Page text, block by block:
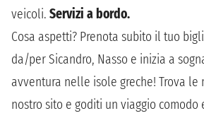
veicoli. Servizi a bordo.
Cosa aspetti? Prenota subito il tuo
da/per Sicandro, Nasso e inizia a
avventura nelle isole greche! Trova
nostro sito e goditi un viaggio comodo